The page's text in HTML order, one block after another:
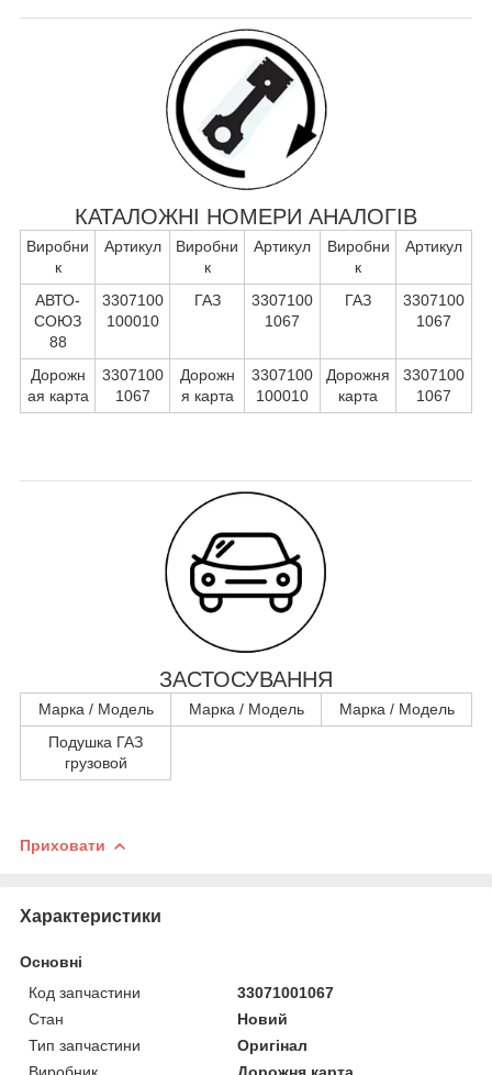
КАТАЛОЖНІ НОМЕРИ АНАЛОГІВ
Виробни
к
Артикул
Виробни
к
Артикул
Виробни
к
Артикул
АВТО-
СОЮЗ
88
3307100
100010
ГАЗ
3307100
1067
ГАЗ
3307100
1067
Дорожн
ая карта
3307100
1067
Дорожн
я карта
3307100
100010
Дорожня
карта
3307100
1067
ЗАСТОСУВАННЯ
Марка / Модель Марка / Модель
Марка / Модель
Подушка ГАЗ
грузовой
Приховати
Характеристики
Основні
Код запчастини
33071001067
Стан
Новий
Тип запчастини
Оригінал
Виробник
Дорожня карта